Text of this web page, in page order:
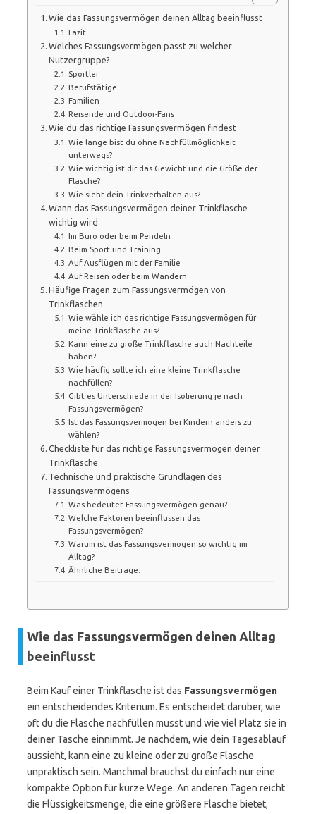
Wie das Fassungsvermögen deinen Alltag beeinflusst
Fazit
Welches Fassungsvermögen passt zu welcher
Nutzergruppe?
Sportler
Berufstätige
Familien
Reisende und Outdoor-Fans
Wie du das richtige Fassungsvermögen findest
Wie lange bist du ohne Nachfüllmöglichkeit
unterwegs?
Wie wichtig ist dir das Gewicht und die Größe der
Flasche?
Wie sieht dein Trinkverhalten aus?
Wann das Fassungsvermögen deiner Trinkflasche
wichtig wird
Im Büro oder beim Pendeln
Beim Sport und Training
Auf Ausflügen mit der Familie
Auf Reisen oder beim Wandern
Häufige Fragen zum Fassungsvermögen von
Trinkflaschen
Wie wähle ich das richtige Fassungsvermögen für
meine Trinkflasche aus?
Kann eine zu große Trinkflasche auch Nachteile
haben?
Wie häufig sollte ich eine kleine Trinkflasche
nachfüllen?
Gibt es Unterschiede in der Isolierung je nach
Fassungsvermögen?
Ist das Fassungsvermögen bei Kindern anders zu
wählen?
Checkliste für das richtige Fassungsvermögen deiner
Trinkflasche
Technische und praktische Grundlagen des
Fassungsvermögens
Was bedeutet Fassungsvermögen genau?
Welche Faktoren beeinflussen das
Fassungsvermögen?
Warum ist das Fassungsvermögen so wichtig im
Alltag?
Ähnliche Beiträge:
Wie das Fassungsvermögen deinen Alltag
beeinflusst
Beim Kauf einer Trinkflasche ist das Fassungsvermögen
ein entscheidendes Kriterium. Es entscheidet darüber, wie
oft du die Flasche nachfüllen musst und wie viel Platz sie in
deiner Tasche einnimmt. Je nachdem, wie dein Tagesablauf
aussieht, kann eine zu kleine oder zu große Flasche
unpraktisch sein. Manchmal brauchst du einfach nur eine
kompakte Option für kurze Wege. An anderen Tagen reicht
die Flüssigkeitsmenge, die eine größere Flasche bietet,